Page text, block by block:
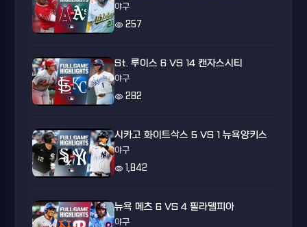
야구
visibility 257
St. 루이스 6 VS 14 캔자스시티
야구
visibility 282
시카고 화이트삭스 5 VS 1 뉴욕양키스
야구
visibility 1,842
뉴욕 메츠 6 VS 4 필라델피아
야구